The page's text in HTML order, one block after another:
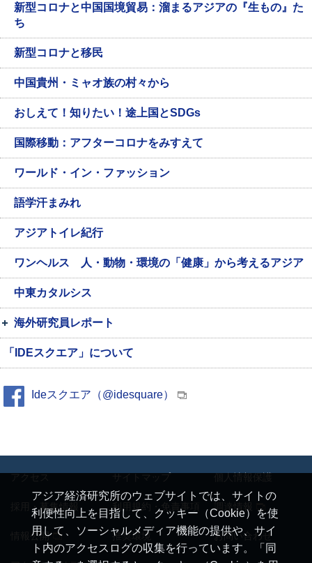
新型コロナと中国国境貿易：溜まるアジアの『生もの』た
ち
新型コロナと移民
中国貴州・ミャオ族の村々から
おしえて！知りたい！途上国とSDGs
国際移動：アフターコロナをみすえて
ワールド・イン・ファッション
語学汗まみれ
アジアトイレ紀行
ワンヘルス 人・動物・環境の「健康」から考えるアジア
中東カタルシス
海外研究員レポート
「IDEスクエア」について
Ideスクエア（@idesquare）
アジア経済研究所のウェブサイトでは、サイトの
利便性向上を目指して、クッキー（Cookie）を使
用して、ソーシャルメディア機能の提供や、サイ
ト内のアクセスログの収集を行っています。「同
アクセス サイトマップ 個人情報保護
採用・募集情報 利用規約・免責事項 調達情報
情報公開 推奨環境 お問い合わせ